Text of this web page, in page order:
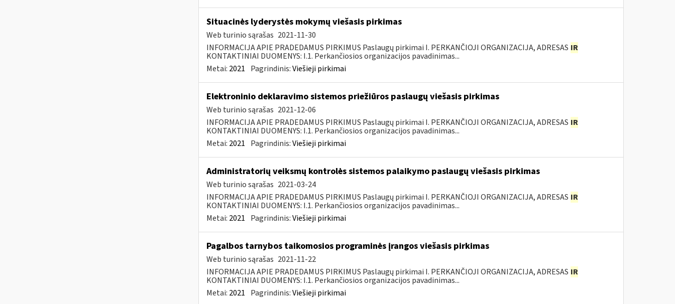
Situacinės lyderystės mokymų viešasis pirkimas
Web turinio sąrašas 2021-11-30
INFORMACIJA APIE PRADEDAMUS PIRKIMUS Paslaugų pirkimai I. PERKANČIOJI ORGANIZACIJA, ADRESAS IR
KONTAKTINIAI DUOMENYS: I.1. Perkančiosios organizacijos pavadinimas...
Metai: 2021 Pagrindinis:Viešieji pirkimai
Elektroninio deklaravimo sistemos priežiūros paslaugų viešasis pirkimas
Web turinio sąrašas 2021-12-06
INFORMACIJA APIE PRADEDAMUS PIRKIMUS Paslaugų pirkimai I. PERKANČIOJI ORGANIZACIJA, ADRESAS IR
KONTAKTINIAI DUOMENYS: I.1. Perkančiosios organizacijos pavadinimas...
Metai: 2021 Pagrindinis:Viešieji pirkimai
Administratorių veiksmų kontrolės sistemos palaikymo paslaugų viešasis pirkimas
Web turinio sąrašas 2021-03-24
INFORMACIJA APIE PRADEDAMUS PIRKIMUS Paslaugų pirkimai I. PERKANČIOJI ORGANIZACIJA, ADRESAS IR
KONTAKTINIAI DUOMENYS: I.1. Perkančiosios organizacijos pavadinimas...
Metai: 2021 Pagrindinis:Viešieji pirkimai
Pagalbos tarnybos taikomosios programinės įrangos viešasis pirkimas
Web turinio sąrašas 2021-11-22
INFORMACIJA APIE PRADEDAMUS PIRKIMUS Paslaugų pirkimai I. PERKANČIOJI ORGANIZACIJA, ADRESAS IR
KONTAKTINIAI DUOMENYS: I.1. Perkančiosios organizacijos pavadinimas...
Metai: 2021 Pagrindinis:Viešieji pirkimai